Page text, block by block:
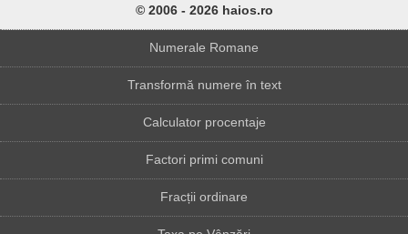
© 2006 - 2026 haios.ro
Numerale Romane
Transformă numere în text
Calculator procentaje
Factori primi comuni
Fracții ordinare